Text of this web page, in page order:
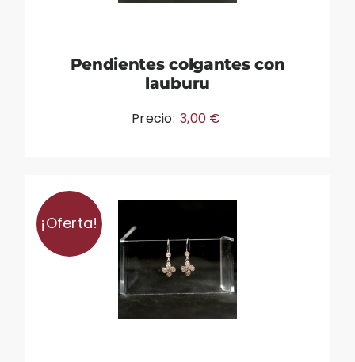
Pendientes colgantes con
lauburu
Precio: 3,00 €
¡Oferta!